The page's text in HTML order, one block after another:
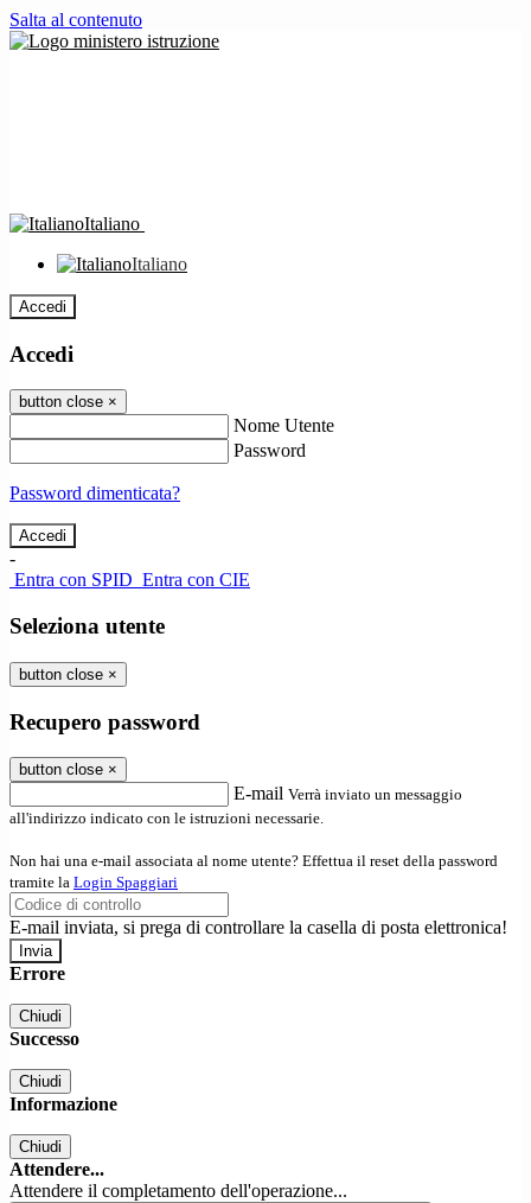
Salta al contenuto
Italiano
Italiano
Accedi
Accedi
button close ×
Nome Utente
Password
Password dimenticata?
-
Entra con SPID Entra con CIE
Seleziona utente
button close ×
Recupero password
button close ×
E-mail Verrà inviato un messaggio
all'indirizzo indicato con le istruzioni necessarie.
Non hai una e-mail associata al nome utente? Effettua il reset della password
tramite la Login Spaggiari
E-mail inviata, si prega di controllare la casella di posta elettronica!
Errore
Chiudi
Successo
Chiudi
Informazione
Chiudi
Attendere...
Attendere il completamento dell'operazione...